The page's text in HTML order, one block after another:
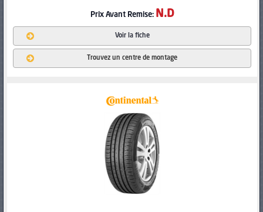
db
Prix Avant Remise: N.D
Voir la fiche
Trouvez un centre de montage